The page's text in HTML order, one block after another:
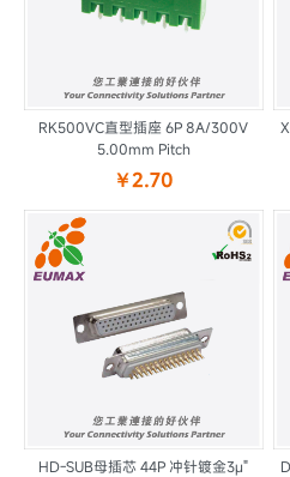
RK500VC直型插座 6P 8A/300V
5.00mm Pitch
￥2.70
HD-SUB母插芯 44P 冲针镀金3μ"